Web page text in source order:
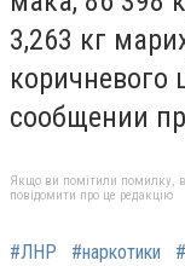
3,263 кг
коричневого
сообщении
Якщо ви помітили помилку,
повідомити про це редакцію
#ЛНР #наркотики